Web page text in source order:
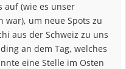
auf (wie es unser
war), um neue Spots zu
aus der Schweiz zu uns
an dem Tag, welches
eine Stelle im Osten